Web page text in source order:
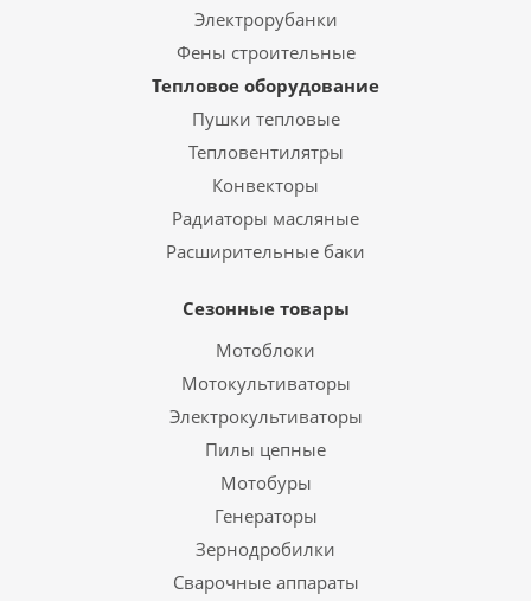
Электрорубанки
Фены строительные
Тепловое оборудование
Пушки тепловые
Тепловентилятры
Конвекторы
Радиаторы масляные
Расширительные баки
Сезонные товары
Мотоблоки
Мотокультиваторы
Электрокультиваторы
Пилы цепные
Мотобуры
Генераторы
Зернодробилки
Сварочные аппараты